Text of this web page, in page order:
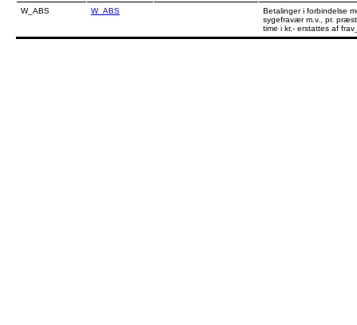
W_ABS W_ABS
Betalinger i forbindelse
sygefravær m.v., pr.
time i kr.- erstattes af